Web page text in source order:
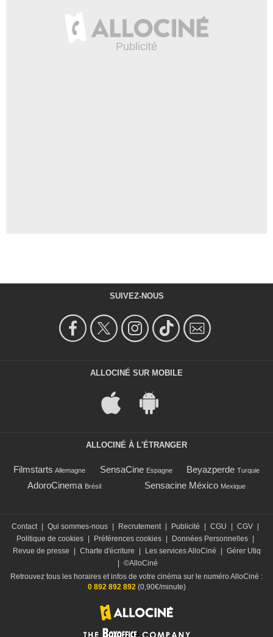
SUIVEZ-NOUS
ALLOCINÉ SUR MOBILE
ALLOCINÉ À L'ÉTRANGER
Filmstarts Allemagne SensaCine Espagne Beyazperde Turquie
AdoroCinema Brésil Sensacine México Mexique
Contact Qui sommes-nous Recrutement Publicité CGU CGV
Politique de cookies
Préférences cookies Données Personnelles
Revue de presse
Charte d'écriture Les services AlloCiné
Gérer Utiq
©AlloCiné
Retrouvez tous les horaires et infos de votre cinéma sur le numéro AlloCiné :
0 892 892 892(0,90€/minute)